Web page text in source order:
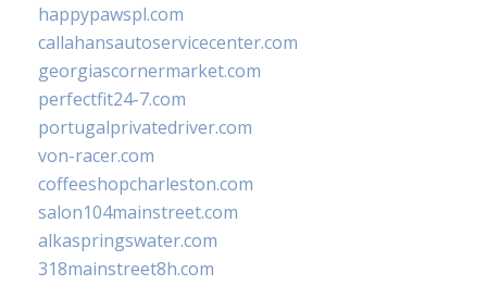
happypawspl.com
callahansautoservicecenter.com
georgiascornermarket.com
perfectfit24-7.com
portugalprivatedriver.com
von-racer.com
coffeeshopcharleston.com
salon104mainstreet.com
alkaspringswater.com
318mainstreet8h.com